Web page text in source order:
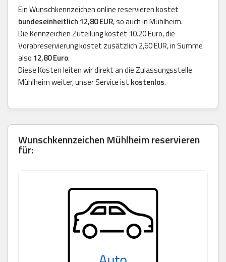
Ein Wunschkennzeichen online reservieren kostet
bundeseinheitlich 12,80 EUR, so auch in Mühlheim.
Die Kennzeichen Zuteilung kostet 10.20 Euro, die
Vorabreservierung kostet zusätzlich 2,60 EUR, in Summe
also 12,80 Euro.
Diese Kosten leiten wir direkt an die Zulassungsstelle
Mühlheim weiter, unser Service ist kostenlos.
Wunschkennzeichen Mühlheim reservieren
für: